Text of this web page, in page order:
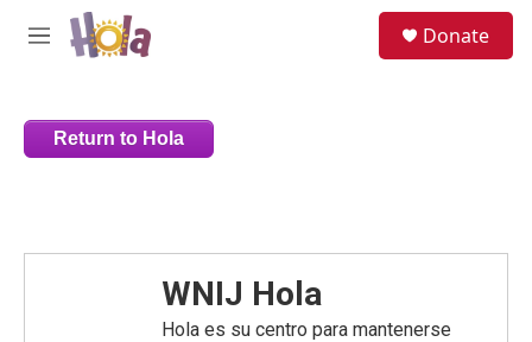
Skip to main content
M
Donate
Return to Hola
WNIJ Hola
Hola es su centro para mantenerse